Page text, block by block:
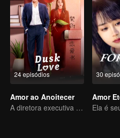
24 episódios
Amor ao Anoitecer
A diretora executiva se apaixonou pelo seu novo contrato
30
Amor